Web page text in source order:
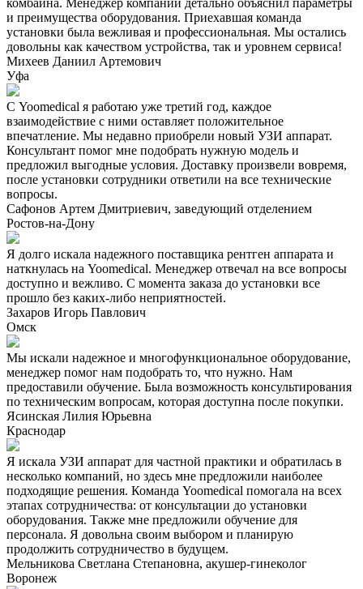
и преимущества оборудования. Приехавшая команда
установки была вежливая и профессиональная. Мы остались
довольны как качеством устройства, так и уровнем сервиса!
Михеев Даниил Артемович
Уфа
С Yoomedical я работаю уже третий год, каждое
взаимодействие с ними оставляет положительное
впечатление. Мы недавно приобрели новый УЗИ аппарат.
Консультант помог мне подобрать нужную модель и
предложил выгодные условия. Доставку произвели вовремя,
после установки сотрудники ответили на все технические
вопросы.
Сафонов Артем Дмитриевич, заведующий отделением
Ростов-на-Дону
Я долго искала надежного поставщика рентген аппарата и
наткнулась на Yoomedical. Менеджер отвечал на все вопросы
доступно и вежливо. С момента заказа до установки все
прошло без каких-либо неприятностей.
Захаров Игорь Павлович
Омск
Мы искали надежное и многофункциональное оборудование,
менеджер помог нам подобрать то, что нужно. Нам
предоставили обучение. Была возможность консультирования
по техническим вопросам, которая доступна после покупки.
Ясинская Лилия Юрьевна
Краснодар
Я искала УЗИ аппарат для частной практики и обратилась в
несколько компаний, но здесь мне предложили наиболее
подходящие решения. Команда Yoomedical помогала на всех
этапах сотрудничества: от консультации до установки
оборудования. Также мне предложили обучение для
персонала. Я довольна своим выбором и планирую
продолжить сотрудничество в будущем.
Мельникова Светлана Степановна, акушер-гинеколог
Воронеж